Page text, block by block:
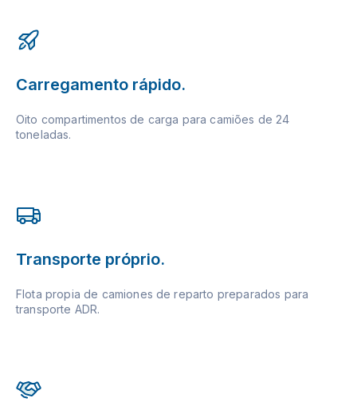
Carregamento rápido.
Oito compartimentos de carga para camiões de 24
toneladas.
Transporte próprio.
Flota propia de camiones de reparto preparados para
transporte ADR.